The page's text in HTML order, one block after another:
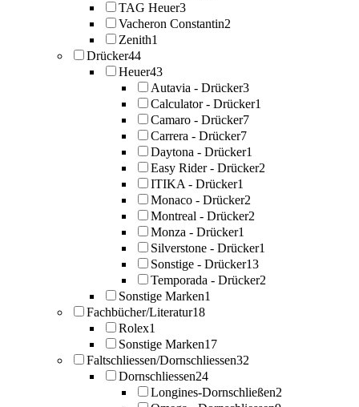
TAG Heuer3
Vacheron Constantin2
Zenith1
Drücker44
Heuer43
Autavia - Drücker3
Calculator - Drücker1
Camaro - Drücker7
Carrera - Drücker7
Daytona - Drücker1
Easy Rider - Drücker2
ITIKA - Drücker1
Monaco - Drücker2
Montreal - Drücker2
Monza - Drücker1
Silverstone - Drücker1
Sonstige - Drücker13
Temporada - Drücker2
Sonstige Marken1
Fachbücher/Literatur18
Rolex1
Sonstige Marken17
Faltschliessen/Dornschliessen32
Dornschliessen24
Longines-Dornschließen2